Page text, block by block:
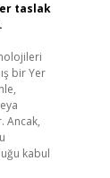
taslak
bir Yer
Ancak,
kabul